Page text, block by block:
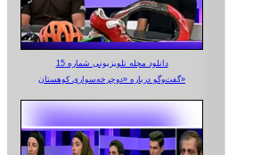
دانلود مجله تلویزیونی شماره 15
گفت‌وگو درباره «دوچرخه‌سواری کوهستان»